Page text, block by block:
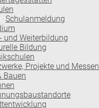
Schulanmeldung
und Weiterbildung
Bildung
Projekte und Messen
Bauen